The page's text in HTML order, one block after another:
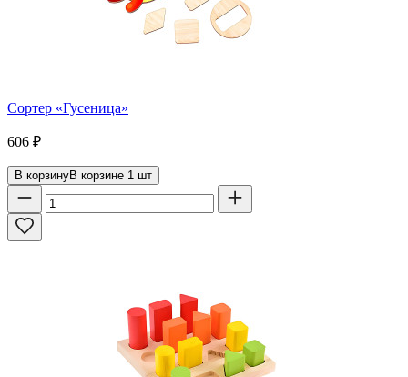
Сортер «Гусеница»
606 ₽
В корзинуВ корзине 1 шт